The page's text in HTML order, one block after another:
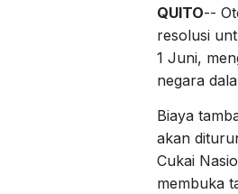
QUITO--
resolusi
1 Juni,
negara
Biaya
akan
Cukai
membuka